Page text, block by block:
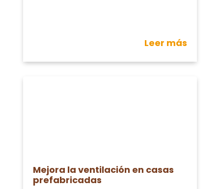
Leer más
Mejora la ventilación en casas
prefabricadas